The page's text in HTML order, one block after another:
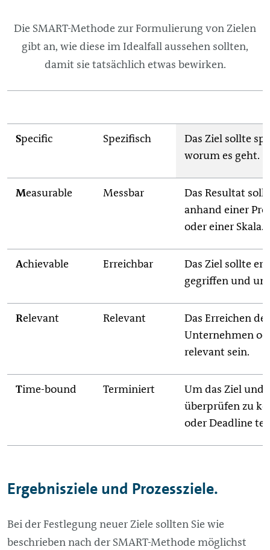
Die SMART-Methode zur Formulierung von Zielen
gibt an, wie diese im Idealfall aussehen sollten,
damit sie tatsächlich etwas bewirken.
Specific Spezifisch
Das Ziel sollte
worum es geht.
Measurable Messbar
Das Resultat
anhand einer
oder einer Skala.
Achievable Erreichbar
Das Ziel sollte
gegriffen und
Relevant Relevant
Das Erreichen
Unternehmen
relevant sein.
Time-bound Terminiert
Um das Ziel und
überprüfen zu
oder Deadline
Ergebnisziele und Prozessziele.
Bei der Festlegung neuer Ziele sollten Sie wie
beschrieben nach der SMART-Methode möglichst